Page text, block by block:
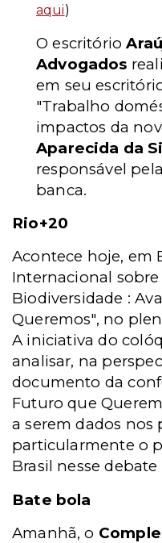
aqui)
O escritório
Advogados
em seu
"Trabalho
impactos da
Aparecida da
responsável
banca.
Rio+20
Acontece hoje, em
Internacional sobre
Biodiversidade :
Queremos", no
A iniciativa do
analisar, na
documento da
Futuro que
a serem dados nos
particularmente o
Brasil nesse
Bate bola
Amanhã, o